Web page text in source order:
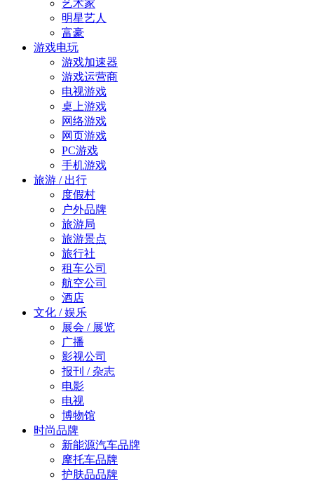
艺术家
明星艺人
富豪
游戏电玩
游戏加速器
游戏运营商
电视游戏
桌上游戏
网络游戏
网页游戏
PC游戏
手机游戏
旅游 / 出行
度假村
户外品牌
旅游局
旅游景点
旅行社
租车公司
航空公司
酒店
文化 / 娱乐
展会 / 展览
广播
影视公司
报刊 / 杂志
电影
电视
博物馆
时尚品牌
新能源汽车品牌
摩托车品牌
护肤品品牌